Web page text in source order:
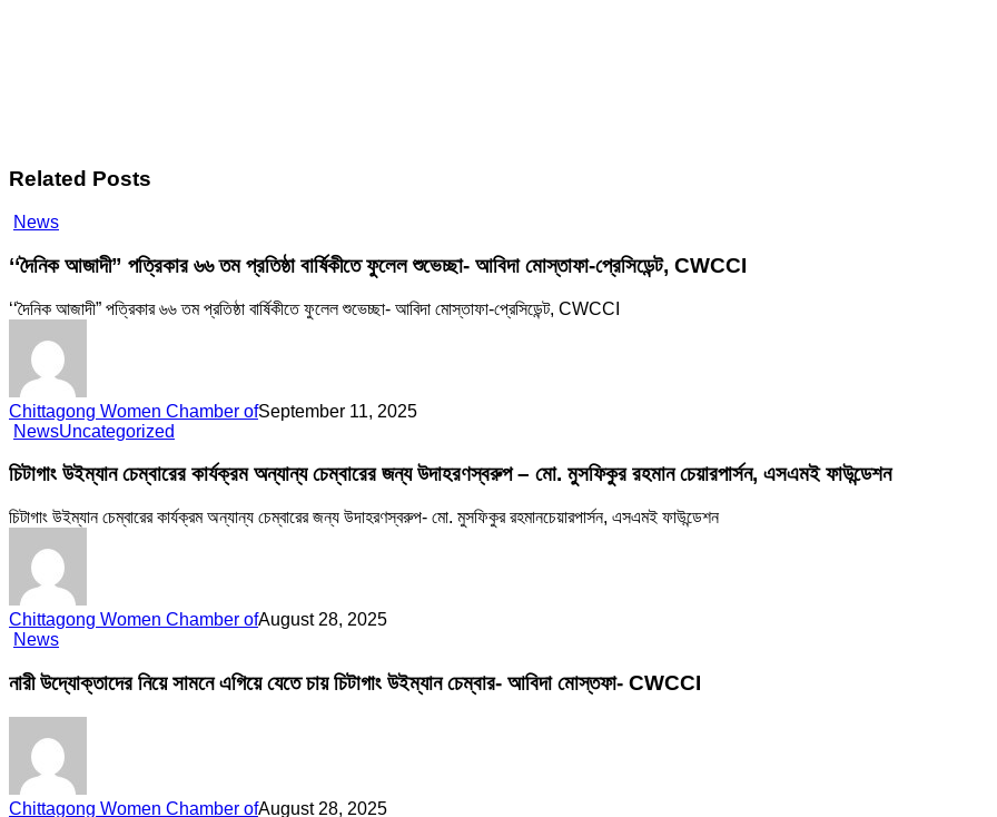
Related Posts
News‘‘দৈনিক
পত্রিকার
তম
প্রতিষ্ঠা
বার্ষিকীতে
ফুলেল
শুভেচ্ছা-
আবিদা
মোস্তাফা-
প্রেসিডেন্ট,
CWCCI
‘‘দৈনিক আজাদী” পত্রিকার ৬৬ তম প্রতিষ্ঠা বার্ষিকীতে ফুলেল শুভেচ্ছা- আবিদা মোস্তাফা-প্রেসিডেন্ট, CWCCI
‘‘দৈনিক আজাদী” পত্রিকার ৬৬ তম প্রতিষ্ঠা বার্ষিকীতে ফুলেল শুভেচ্ছা- আবিদা মোস্তাফা-প্রেসিডেন্ট, CWCCI
Chittagong Women Chamber ofSeptember 11, 2025
NewsUncategorized
চেম্বারের
অন্যান্য
চেম্বারের
মো.
মুসফিকুর
চেয়ারপার্সন,
এসএমই
চিটাগাং উইম্যান চেম্বারের কার্যক্রম অন্যান্য চেম্বারের জন্য উদাহরণস্বরুপ – মো. মুসফিকুর রহমান চেয়ারপার্সন, এসএমই ফাউন্ডেশন
চিটাগাং উইম্যান চেম্বারের কার্যক্রম অন্যান্য চেম্বারের জন্য উদাহরণস্বরুপ- মো. মুসফিকুর রহমানচেয়ারপার্সন, এসএমই ফাউন্ডেশন
Chittagong Women Chamber ofAugust 28, 2025
Newsনারী
নিয়ে
সামনে
এগিয়ে
যেতে
চায়
চিটাগাং
উইম্যান
নারী উদ্যোক্তাদের নিয়ে সামনে এগিয়ে যেতে চায় চিটাগাং উইম্যান চেম্বার- আবিদা মোস্তফা- CWCCI
Chittagong Women Chamber ofAugust 28, 2025